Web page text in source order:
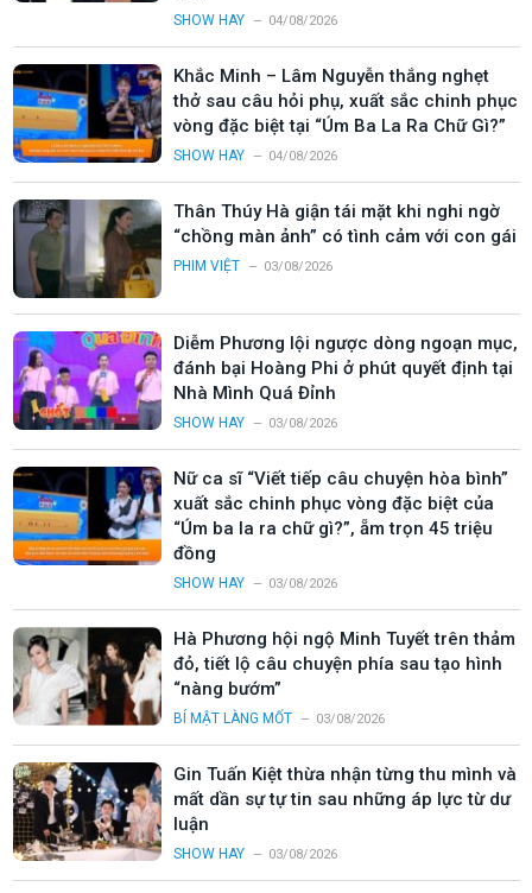
SHOW HAY 04/08/2026
Khắc Minh – Lâm Nguyễn thắng nghẹt
thở sau câu hỏi phụ, xuất sắc chinh phục
vòng đặc biệt tại “Úm Ba La Ra Chữ Gì?”
SHOW HAY 04/08/2026
Thân Thúy Hà giận tái mặt khi nghi ngờ
“chồng màn ảnh” có tình cảm với con gái
PHIM VIỆT 03/08/2026
Diễm Phương lội ngược dòng ngoạn mục,
đánh bại Hoàng Phi ở phút quyết định tại
Nhà Mình Quá Đỉnh
SHOW HAY 03/08/2026
Nữ ca sĩ “Viết tiếp câu chuyện hòa bình”
xuất sắc chinh phục vòng đặc biệt của
“Úm ba la ra chữ gì?”, ẵm trọn 45 triệu
đồng
SHOW HAY 03/08/2026
Hà Phương hội ngộ Minh Tuyết trên thảm
đỏ, tiết lộ câu chuyện phía sau tạo hình
“nàng bướm”
BÍ MẬT LÀNG MỐT 03/08/2026
Gin Tuấn Kiệt thừa nhận từng thu mình và
mất dần sự tự tin sau những áp lực từ dư
luận
SHOW HAY 03/08/2026